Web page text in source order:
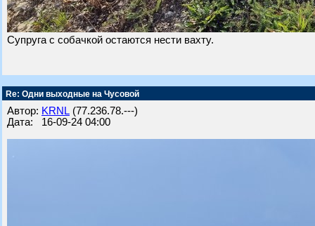
Супруга с собачкой остаются нести вахту.
Re: Одни выходные на Чусовой
Автор: KRNL (77.236.78.---)
Дата: 16-09-24 04:00